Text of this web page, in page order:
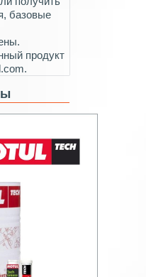
базовые
продукт